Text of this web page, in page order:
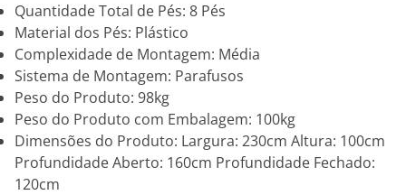
Quantidade Total de Pés: 8 Pés
Material dos Pés: Plástico
Complexidade de Montagem: Média
Sistema de Montagem: Parafusos
Peso do Produto: 98kg
Peso do Produto com Embalagem: 100kg
Dimensões do Produto: Largura: 230cm Altura: 100cm
Profundidade Aberto: 160cm Profundidade Fechado:
120cm